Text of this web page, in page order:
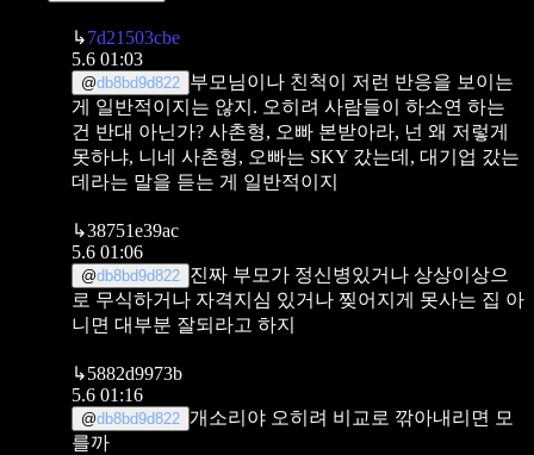
↳7d21503cbe
5.6 01:03
@db8bd9d822 부모님이나 친척이 저런 반응을 보이는
게 일반적이지는 않지. 오히려 사람들이 하소연 하는
건 반대 아닌가? 사촌형, 오빠 본받아라, 넌 왜 저렇게
못하냐, 니네 사촌형, 오빠는 SKY 갔는데, 대기업 갔는
데라는 말을 듣는 게 일반적이지
↳38751e39ac
5.6 01:06
@db8bd9d822 진짜 부모가 정신병있거나 상상이상으
로 무식하거나 자격지심 있거나 찢어지게 못사는 집 아
니면 대부분 잘되라고 하지
↳5882d9973b
5.6 01:16
@db8bd9d822 개소리야 오히려 비교로 깎아내리면 모
를까